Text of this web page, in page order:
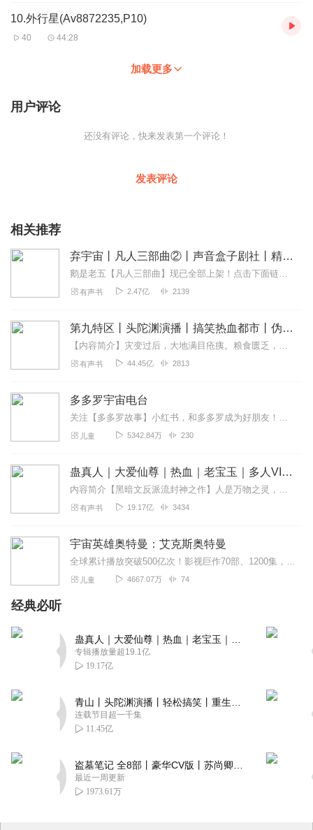
10.外行星(Av8872235,P10)
40 44:28
加载更多
用户评论
还没有评论，快来发表第一个评论！
发表评论
相关推荐
弃宇宙丨凡人三部曲②丨声音盒子剧社丨精制版
鹅是老五【凡人三部曲】现已全部上架！点击下面链接直达收听！！【凡人三部曲】①《不朽凡人》(更新中)https://www.ximalaya.com/album/...
有声书 2.47亿 2139
第九特区丨头陀渊演播丨搞笑热血都市丨伪戒丨VIP免费多人有声剧
【内容简介】灾变过后，大地满目疮痍。粮食匮乏，资源紧俏，局势混乱……一位从待规划区杀出来的青年，背对着漫天黄沙，孤身来到九区谋生，却不曾想偶然结识三五好友，一念...
有声书 44.45亿 2813
多多罗宇宙电台
关注【多多罗故事】小红书，和多多罗成为好朋友！欢迎关注微信公众号：多多罗故事，了解迈克狐的更多机密资料吧！▷【点击前往】收听多多罗其他好玩有趣的故事▷【点击进入...
儿童 5342.84万 230
蛊真人｜大爱仙尊｜热血｜老宝玉｜多人VIP免费有声剧
内容简介【黑暗文反派流封神之作】人是万物之灵，蛊是天地真精。一个穿越者不断重生的故事。一个养蛊、炼蛊、用蛊的奇特世界。配音组（男角色）老宝玉旁白...
有声书 19.17亿 3434
宇宙英雄奥特曼：艾克斯奥特曼
全球累计播放突破500亿次！影视巨作70部、1200集，获吉尼斯纪录！自1966年开播至今，宇宙英雄奥特曼系列曾经或正在成为一代又一代人的童年梦想，帮孩子们实现...
儿童 4667.07万 74
经典必听
专辑播放量超19.1亿
19.17亿
连载节目超一千集
11.45亿
最近一周更新
1973.61万